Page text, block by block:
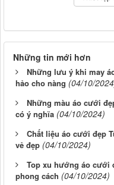
Những tin mới hơn
Những lưu ý khi may
hảo cho nàng (04/10/
Những màu áo cưới
có ý nghĩa (04/10/2024)
Chất liệu áo cưới đẹp
vẻ đẹp (04/10/2024)
Top xu hướng áo cưới
phong cách (04/10/2024)